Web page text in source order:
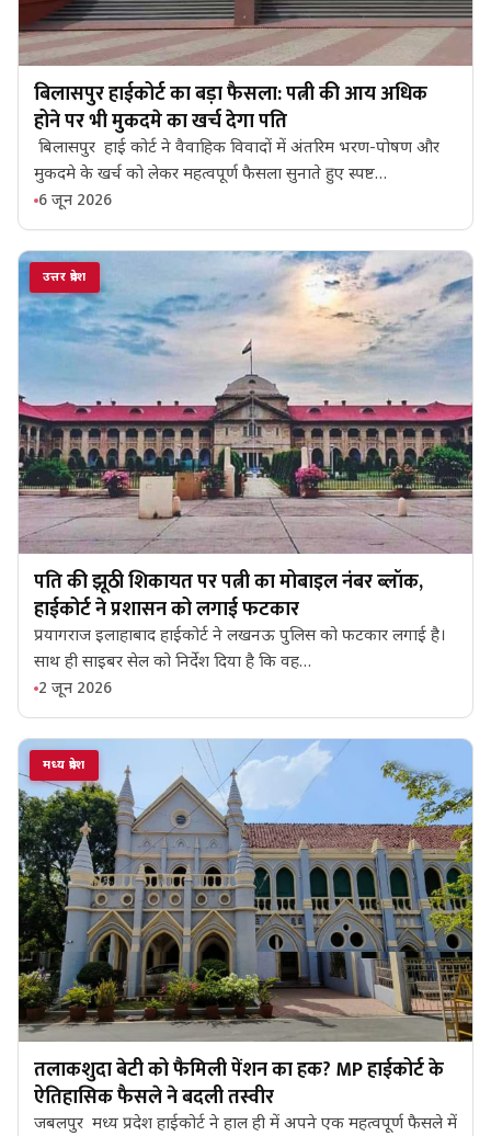
बिलासपुर हाईकोर्ट का बड़ा फैसला: पत्नी की आय अधिक
होने पर भी मुकदमे का खर्च देगा पति
बिलासपुर हाई कोर्ट ने वैवाहिक विवादों में अंतरिम भरण-पोषण और
मुकदमे के खर्च को लेकर महत्वपूर्ण फैसला सुनाते हुए स्पष्ट…
6 जून 2026
उत्तर प्रदेश
पति की झूठी शिकायत पर पत्नी का मोबाइल नंबर ब्लॉक,
हाईकोर्ट ने प्रशासन को लगाई फटकार
प्रयागराज इलाहाबाद हाईकोर्ट ने लखनऊ पुलिस को फटकार लगाई है।
साथ ही साइबर सेल को निर्देश दिया है कि वह…
2 जून 2026
मध्य प्रदेश
तलाकशुदा बेटी को फैमिली पेंशन का हक? MP हाईकोर्ट के
ऐतिहासिक फैसले ने बदली तस्वीर
जबलपुर मध्य प्रदेश हाईकोर्ट ने हाल ही में अपने एक महत्वपूर्ण फैसले में